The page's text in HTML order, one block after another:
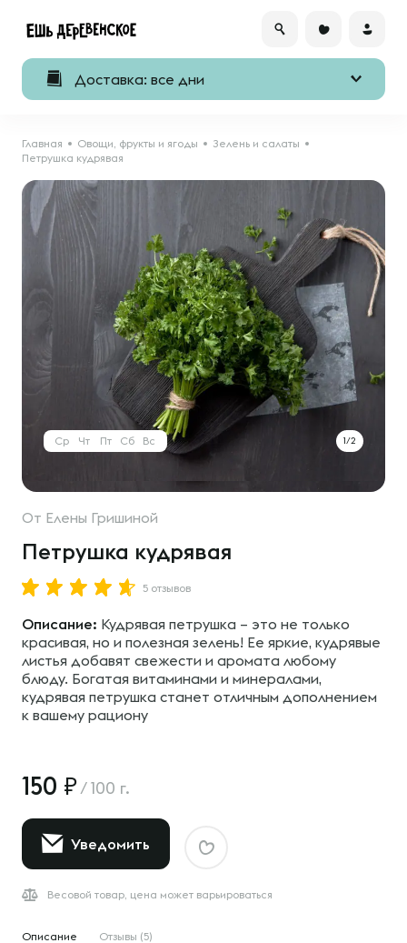
Доставка: все дни
Главная Овощи, фрукты и ягоды
Зелень и салаты
Петрушка кудрявая
1/2
Ср Чт Пт Сб Вс
От Елены Гришиной
Петрушка кудрявая
5 отзывов
Описание: Кудрявая петрушка – это не только
красивая, но и полезная зелень! Ее яркие, кудрявые
листья добавят свежести и аромата любому
блюду. Богатая витаминами и минералами,
кудрявая петрушка станет отличным дополнением
к вашему рациону
150 / 100 г.
Уведомить
Весовой товар, цена может варьироваться
Описание Отзывы (5)